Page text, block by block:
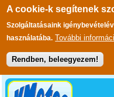
A cookie-k segítenek
Szolgáltatásaink
használatába. További
Rendben, beleegyezem!
Ugrás a tartalomra